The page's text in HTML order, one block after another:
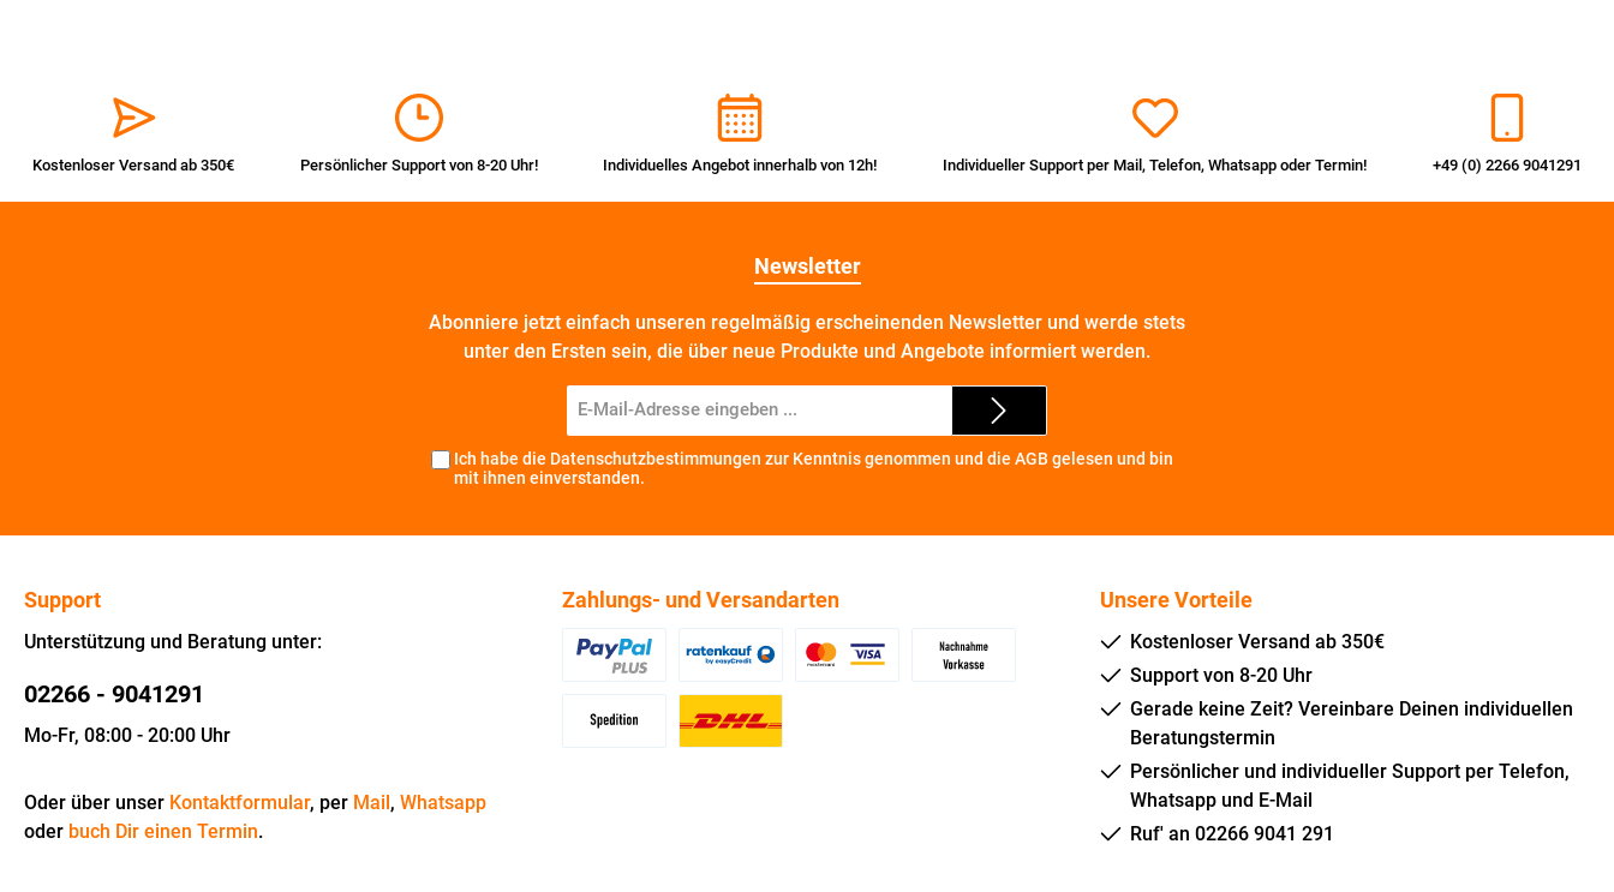
Kostenloser Versand ab 350€ Persönlicher Support von 8-20 Uhr! Individuelles Angebot innerhalb von 12h! Individueller Support per Mail,Telefon,Whatsapp oderTermin! +49 (0) 2266 9041291
Newsletter
Abonniere jetzt einfach unseren regelmäßig erscheinenden Newsletter und werde stets
unter den Ersten sein, die über neue Produkte und Angebote informiert werden.
Mail-
Adresse*
Ich habe die Datenschutzbestimmungen zur Kenntnis genommen und die AGB gelesen und bin
mit ihnen einverstanden.
Support
Unterstützung und Beratung unter:
02266 - 9041291
Mo-Fr, 08:00 - 20:00 Uhr
Oder über unser Kontaktformular, per Mail, Whatsapp
oder buch Dir einen Termin.
Zahlungs- und Versandarten Unsere Vorteile
Kostenloser Versand ab 350€
Support von 8-20 Uhr
Gerade keine Zeit? Vereinbare Deinen individuellen
Beratungstermin
Persönlicher und individueller Support per Telefon,
Whatsapp und E-Mail
Ruf' an 02266 9041 291